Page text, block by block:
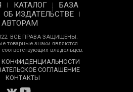
КАТАЛОГ
БАЗА
ОБ ИЗДАТЕЛЬСТВЕ
АВТОРАМ
ВСЕ ПРАВА ЗАЩИЩЕНЫ.
товарные знаки являются
владельцев.
КОНФИДЕНЦИАЛЬНОСТИ
СОГЛАШЕНИЕ
КОНТАКТЫ